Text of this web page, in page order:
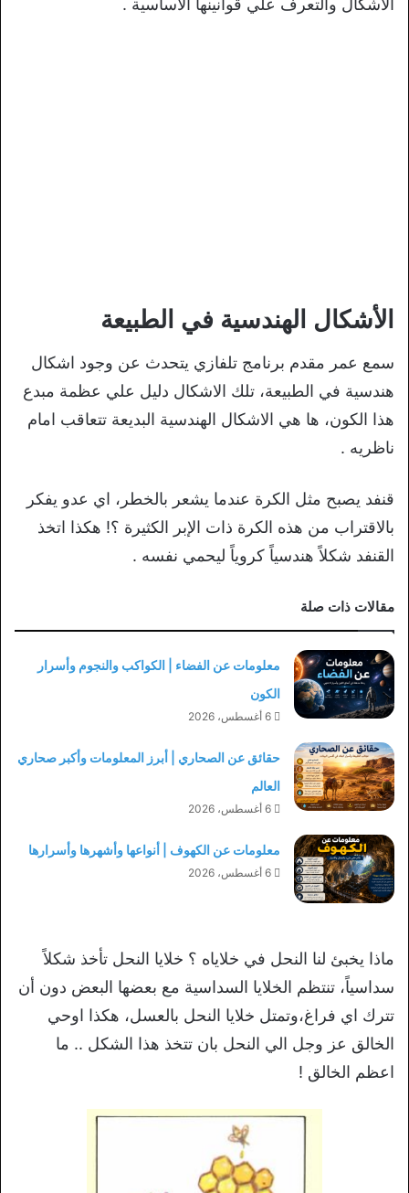
الأشكال الهندسية في الطبيعة
سمع عمر مقدم برنامج تلفازي يتحدث عن وجود اشكال
هندسية في الطبيعة، تلك الاشكال دليل علي عظمة مبدع
هذا الكون، ها هي الاشكال الهندسية البديعة تتعاقب امام
ناظريه .
قنفد يصبح مثل الكرة عندما يشعر بالخطر، اي عدو يفكر
بالاقتراب من هذه الكرة ذات الإبر الكثيرة ؟! هكذا اتخذ
القنفد شكلاً هندسياً كروياً ليحمي نفسه .
مقالات ذات صلة
معلومات عن الفضاء | الكواكب والنجوم وأسرار
الكون
6 أغسطس، 2026
حقائق عن الصحاري | أبرز المعلومات وأكبر صحاري
العالم
6 أغسطس، 2026
معلومات عن الكهوف | أنواعها وأشهرها وأسرارها
6 أغسطس، 2026
ماذا يخبئ لنا النحل في خلاياه ؟ خلايا النحل تأخذ شكلاً
سداسياً، تنتظم الخلايا السداسية مع بعضها البعض دون أن
تترك اي فراغ،وتمتل خلايا النحل بالعسل، هكذا اوحي
الخالق عز وجل الي النحل بان تتخذ هذا الشكل .. ما
اعظم الخالق !